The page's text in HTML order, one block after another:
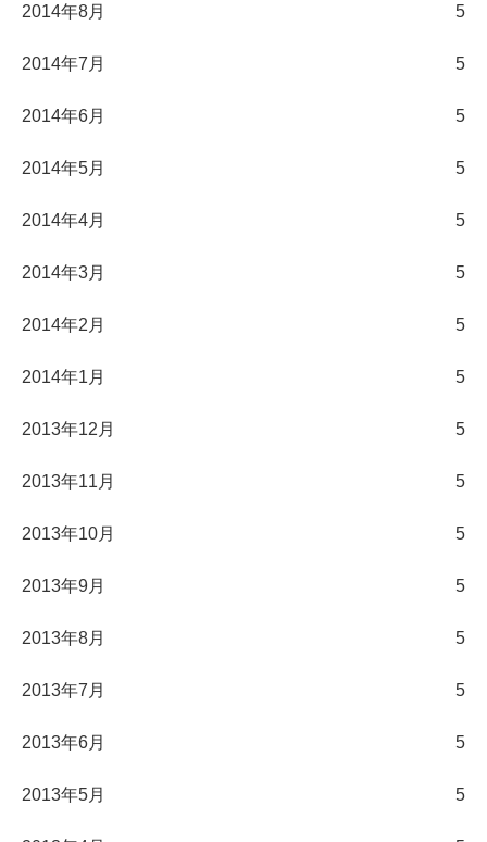
2014年8月 5
2014年7月 5
2014年6月 5
2014年5月 5
2014年4月 5
2014年3月 5
2014年2月 5
2014年1月 5
2013年12月 5
2013年11月 5
2013年10月 5
2013年9月 5
2013年8月 5
2013年7月 5
2013年6月 5
2013年5月 5